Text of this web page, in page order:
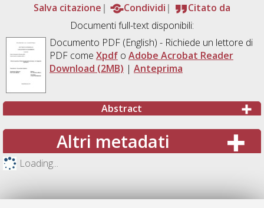
Salva citazione
Condividi
Citato da
Documenti full-text disponibili:
Documento PDF(English) - Richiede un lettore di
PDF come Xpdfo Adobe Acrobat Reader
Download (2MB) | Anteprima
Abstract
Altri metadati
Loading...